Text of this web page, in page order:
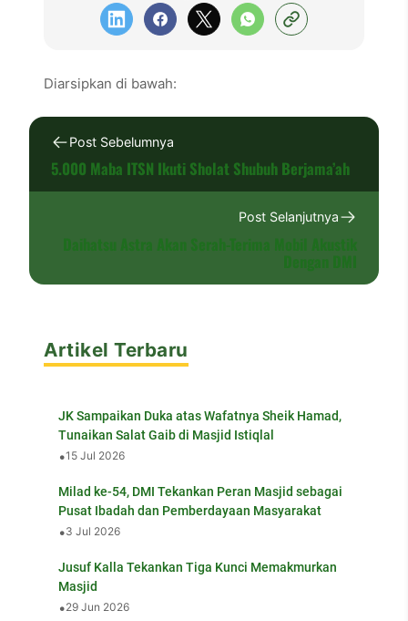
Diarsipkan di bawah:
Post Sebelumnya
5.000 Maba ITSN Ikuti Sholat Shubuh Berjama’ah
Post Selanjutnya
Artikel Terbaru
JK Sampaikan Duka atas Wafatnya Sheik Hamad,
Tunaikan Salat Gaib di Masjid Istiqlal
•15 Jul 2026
Milad ke-54, DMI Tekankan Peran Masjid sebagai
Pusat Ibadah dan Pemberdayaan Masyarakat
•3 Jul 2026
Jusuf Kalla Tekankan Tiga Kunci Memakmurkan
Masjid
•29 Jun 2026